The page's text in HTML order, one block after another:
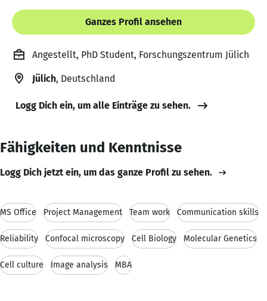
Ganzes Profil ansehen
Angestellt, PhD Student, Forschungszentrum Jülich
Jülich, Deutschland
Logg Dich ein, um alle Einträge zu sehen.
Fähigkeiten und Kenntnisse
Logg Dich jetzt ein, um das ganze Profil zu sehen.
MS Office Project Management Team work Communication skills
Reliability Confocal microscopy Cell Biology Molecular Genetics
Cell culture Image analysis MBA